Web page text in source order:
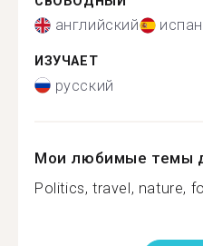
английский
ИЗУЧАЕТ
русский
Мои любимые темы
Politics, travel, nature,